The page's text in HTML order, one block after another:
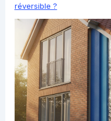
réversible ?